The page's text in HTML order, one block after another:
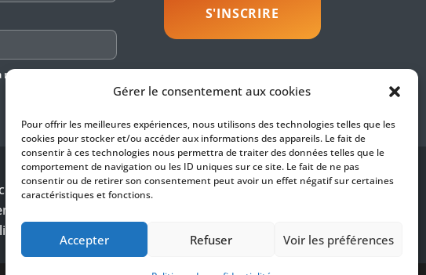
Gérer le consentement aux cookies
Pour offrir les meilleures expériences, nous utilisons des technologies telles que les
cookies pour stocker et/ou accéder aux informations des appareils. Le fait de
consentir à ces technologies nous permettra de traiter des données telles que le
comportement de navigation ou les ID uniques sur ce site. Le fait de ne pas
consentir ou de retirer son consentement peut avoir un effet négatif sur certaines
caractéristiques et fonctions.
Accepter Refuser Voir les préférences
légales
de confidentialité
SUIVEZ-NOUS